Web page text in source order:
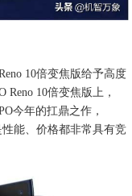
10倍变焦版给予高度
Reno 10倍变焦版上，
今年的扛鼎之作，
性能、价格都非常具有竞